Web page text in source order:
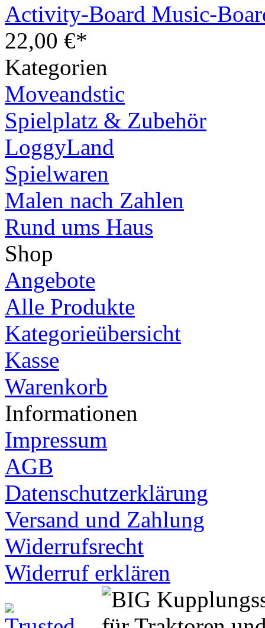
Activity-Board Music-
22,00 €*
Kategorien
Moveandstic
Spielplatz & Zubehör
LoggyLand
Spielwaren
Malen nach Zahlen
Rund ums Haus
Shop
Angebote
Alle Produkte
Kategorieübersicht
Kasse
Warenkorb
Informationen
Impressum
AGB
Datenschutzerklärung
Versand und Zahlung
Widerrufsrecht
Widerruf erklären